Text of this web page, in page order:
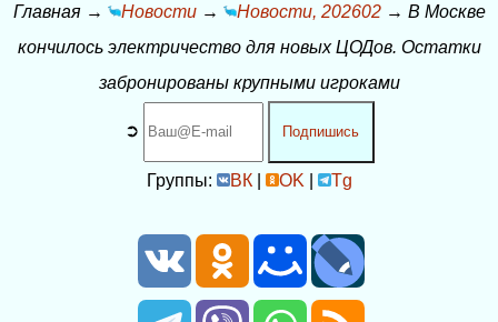
Главная→ Новости→ Новости, 202602→ В Москве
кончилось электричество для новых ЦОДов. Остатки
забронированы крупными игроками
➲ Подпишись
Группы: ВК| OK Tg